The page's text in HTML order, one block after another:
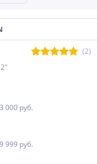
(2)
000 руб.
999 руб.